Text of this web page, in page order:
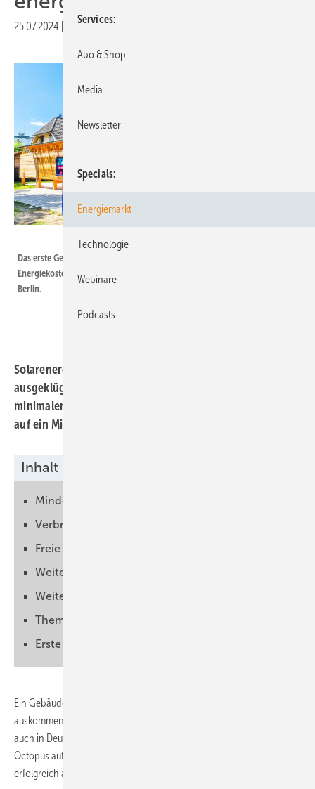
25.07.2024 Druckvorschau
Das erste Gebäude in Deutschland, das mit dem Konzept der
Energiekostenfreiheit in Deutschland gebaut wurde, steht in Mahlow bei
Berlin.
Solarenergie vom Dach, Speicher im Keller und ein
ausgeklügeltes Energiemanagement sorgen für einen
minimalen Energieverbrauch. Damit sinken die Kosten
auf ein Minimum, das bereits in der Miete enthalten ist.
Inhalt
Mindestens fünf Jahre keine Energiekosten
Verbrauch optimiert
Freie Strommenge für die Mieter:innen
Weitere Häuser sollen folgen
Weitere Hausbaupartner einbeziehen
Thema Enegiekosten ist Geschichte
Erste Mieter:innen gesucht
Ein Gebäude, deren Bewohner:innen komplett ohne Energiekosten
auskommen: Diese Vision hat der Energiedienstleister Octopus Energy
auch in Deutschland Realität werden lassen. Den Ansatz setzt
Octopus auf dem britischen Heimatmarkt bereits seit zwei Jahren
erfolgreich als Zero Bills Home um.
Services
Abo & Shop
Media
Newsletter
Specials
Energiemarkt
Technologie
Webinare
Podcasts